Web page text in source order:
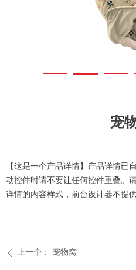
宠
ꄴ 上一个： 宠物窝
【这是一个产品详情】产品详情已
动控件时请不要让任何控件重叠。
详情的内容样式，前台设计器不提供